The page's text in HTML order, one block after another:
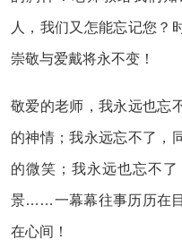
人，我们又怎能忘记您？
崇敬与爱戴将永不变！
敬爱的老师，我永远也忘
的神情；我永远忘不了，
的微笑；我永远也忘不
景……一幕幕往事历历在
在心间！